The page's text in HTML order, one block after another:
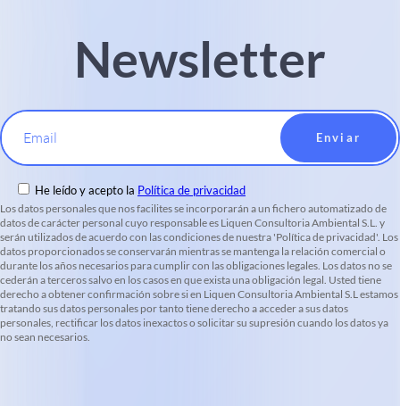
Newsletter
Email
He leído y acepto la Política de privacidad
Los datos personales que nos facilites se incorporarán a un fichero automatizado de
datos de carácter personal cuyo responsable es Liquen Consultoria Ambiental S.L. y
serán utilizados de acuerdo con las condiciones de nuestra 'Política de privacidad'. Los
datos proporcionados se conservarán mientras se mantenga la relación comercial o
durante los años necesarios para cumplir con las obligaciones legales. Los datos no se
cederán a terceros salvo en los casos en que exista una obligación legal. Usted tiene
derecho a obtener confirmación sobre si en Liquen Consultoria Ambiental S.L estamos
tratando sus datos personales por tanto tiene derecho a acceder a sus datos
personales, rectificar los datos inexactos o solicitar su supresión cuando los datos ya
no sean necesarios.